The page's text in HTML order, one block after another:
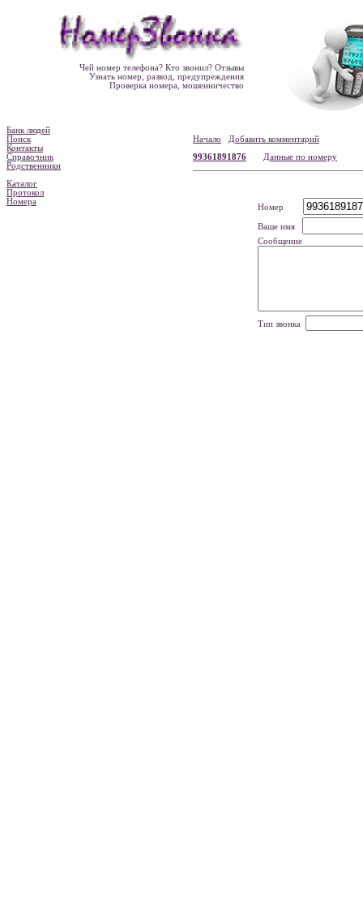
Чей номер телефона? Кто звонил? Отзывы
Узнать номер, развод, предупреждения
Проверка номера, мошенничество
Банк людей
Поиск
Контакты
Справочник
Родственники
Каталог
Протокол
Номера
Начало
Добавить комментарий
99361891876
Данные по номеру
Номер
Ваше имя
Сообщение
Тип звонка